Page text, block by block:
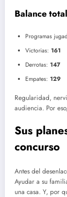
Balance
Programas
Victorias: 161
Derrotas: 147
Empates: 129
Regularidad,
audiencia. Por
Sus
concurso
Antes del
Ayudar a su
una casa. Y, por